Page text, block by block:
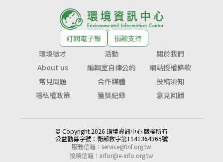
訂閱電子報
捐款支持
環境徵才
活動
關於我們
About us
編輯室自律公約
網站授權條款
常見問題
合作媒體
投稿須知
隱私權政策
獲獎紀錄 意見回饋
© Copyright 2026 環境資訊中心 版權所有
公益勸募字號： 衛部救字第1141364365號
服務信箱： service@tnf.org.tw
投稿信箱： infor@e-info.org.tw